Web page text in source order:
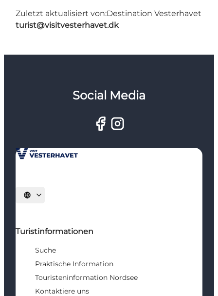
Zuletzt aktualisiert von:Destination Vesterhavet
turist@visitvesterhavet.dk
Social Media
Sprache auswählen
Turistinformationen
Suche
Praktische Information
Touristeninformation Nordsee
Kontaktiere uns